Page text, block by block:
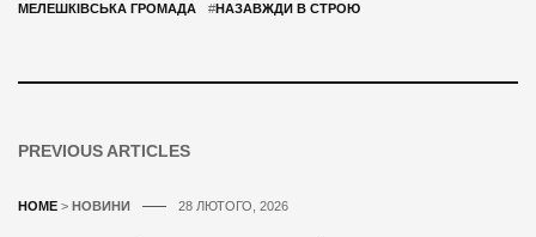
МЕЛЕШКІВСЬКА ГРОМАДА
#НАЗАВЖДИ В СТРОЮ
PREVIOUS ARTICLES
HOME > НОВИНИ 28 ЛЮТОГО, 2026